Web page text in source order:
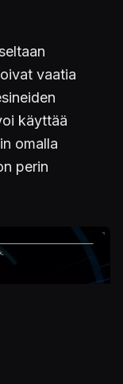
vaatia
käyttää
omalla
perin